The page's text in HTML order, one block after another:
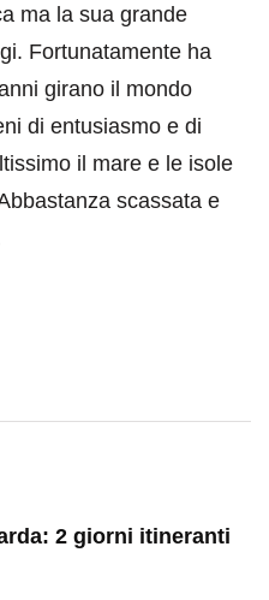
ma la sua grande
Fortunatamente ha
girano il mondo
di entusiasmo e di
il mare e le isole
scassata e
2 giorni itineranti